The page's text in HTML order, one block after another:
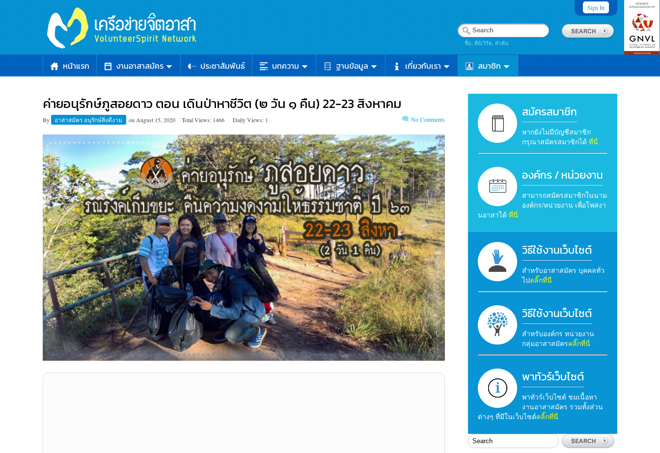
Sign In
ชื่อ, คีย์เวิร์ด, คำค้น
หน้าแรก งานอาสาสมัคร ประชาสัมพันธ์ บทความ ฐานข้อมูล เกี่ยวกับเรา สมาชิก
ค่ายอนุรักษ์ภูสอยดาว ตอน เดินป่าหาชีวิต (๒ วัน ๑ คืน) 22-23 สิงหาคม
By อาสาสมัคร อนุรักษ์สิ่งดีงาม on August 15, 2020 Total Views: 1466 Daily Views: 1 No Comments สมัครสมาชิก
หากยังไม่มีบัญชีสมาชิก
กรุณาสมัครสมาชิกได้ ที่นี่
องค์กร / หน่วยงาน
สามารถสมัครสมาชิกในนาม
องค์กร/หน่วยงาน เพื่อโพสงา
นอาสาได้ ที่นี่
วิธีใช้งานเว็บไซต์
สำหรับอาสาสมัคร บุคคลทั่ว
ไปคลิ๊กที่นี่
วิธีใช้งานเว็บไซต์
สำหรับองค์กร หน่วยงาน
กลุ่มอาสาสมัครคลิ๊กที่นี่
พาทัวร์เว็บไซต์
พาทัวร์เว็บไซต์ ชมเนื้อหา
งานอาสาสมัคร รวมทั้งส่วน
ต่างๆ ที่มีในเว็บไซต์คลิ๊กที่นี่